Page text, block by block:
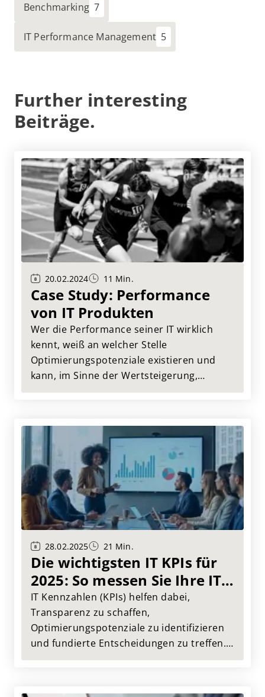
Benchmarking
IT Performance Management
Further interesting
Beiträge.
20.02.2024 11 Min.
Case Study: Performance
von IT Produkten
Wer die Performance seiner IT wirklich
kennt, weiß an welcher Stelle
Optimierungspotenziale existieren und
kann, im Sinne der Wertsteigerung,
bewusst an diesen arbeiten. Das
eines Fallbeispiels aus unserer Praxis vor,
wie IT Benchmarking konkret aussehen
kann.
28.02.2025 21 Min.
Die wichtigsten IT KPIs für
2025: So messen Sie Ihre IT
Performance effektiv
IT Kennzahlen (KPIs) helfen dabei,
Transparenz zu schaffen,
Optimierungspotenziale zu identifizieren
und fundierte Entscheidungen zu treffen.
In diesem Artikel stellen wir die